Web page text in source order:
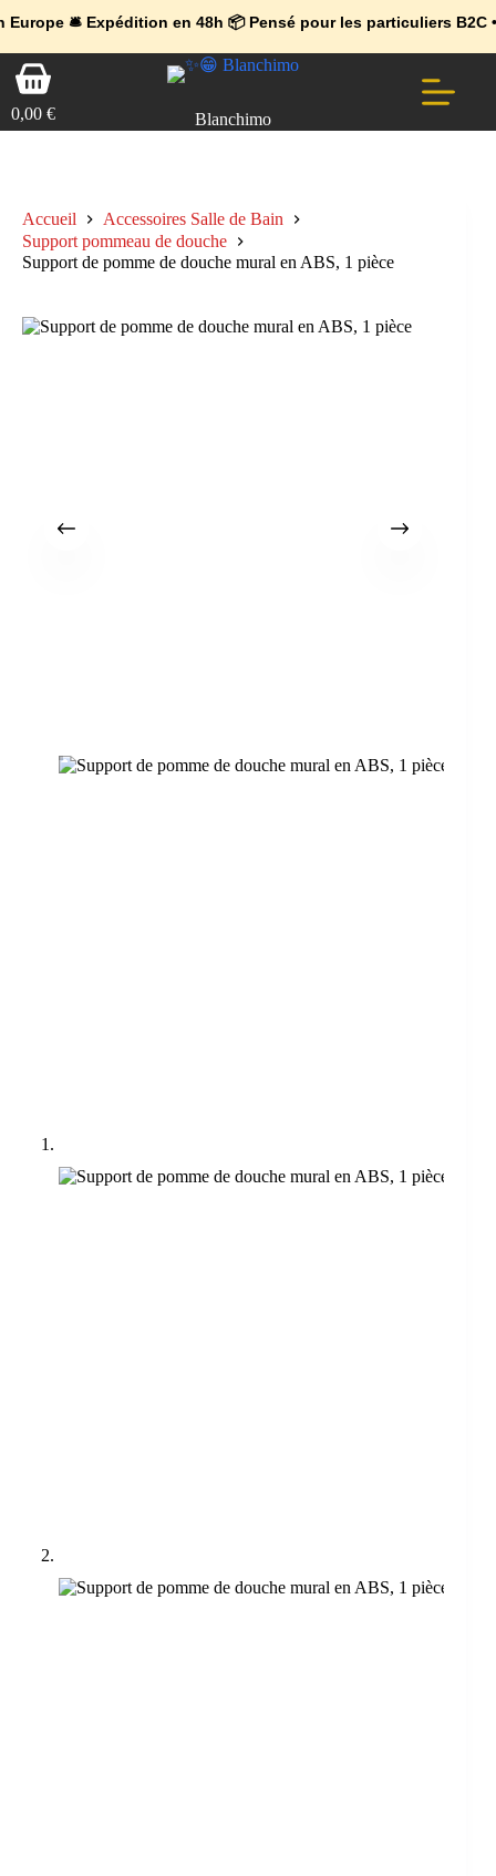
🛎️Expédition en 48h 📦 Pensé pour les particuliers B2C •
🔥 Déjà adopté par les pros 👉 Passez en Espace Pro B2B 📦
💼 Offres réservées aux professionnels 🚀 Rejoignez l’Espace Pro
PasserPanier
d’achat
0,00 € Blanchimo
Accueil
Accessoires Salle de Bain
Support pommeau de douche
Support de pomme de douche mural en ABS, 1 pièce